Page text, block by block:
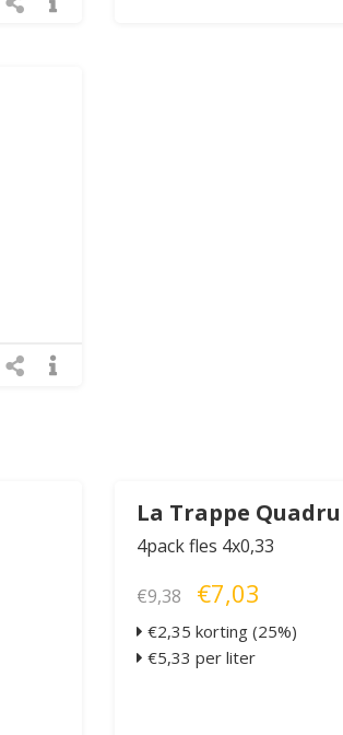
La Trappe
4pack fles 4x0,33
€9,38 €7,03
€2,35 korting (25%)
€5,33 per liter